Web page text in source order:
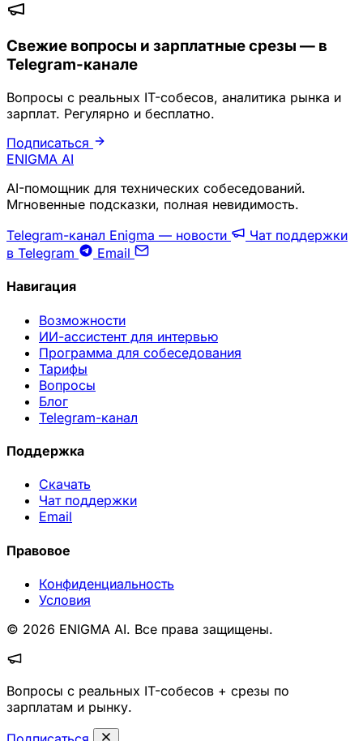
Свежие вопросы и зарплатные срезы — в
Telegram-канале
Вопросы с реальных IT-собесов, аналитика рынка и
зарплат. Регулярно и бесплатно.
Подписаться
ENIGMA AI
AI-помощник для технических собеседований.
Мгновенные подсказки, полная невидимость.
Telegram-канал Enigma — новости
Чат поддержки
в Telegram
Email
Навигация
Возможности
ИИ-ассистент для интервью
Программа для собеседования
Тарифы
Вопросы
Блог
Telegram-канал
Поддержка
Скачать
Чат поддержки
Email
Правовое
Конфиденциальность
Условия
© 2026 ENIGMA AI. Все права защищены.
Вопросы с реальных IT-собесов + срезы по
зарплатам и рынку.